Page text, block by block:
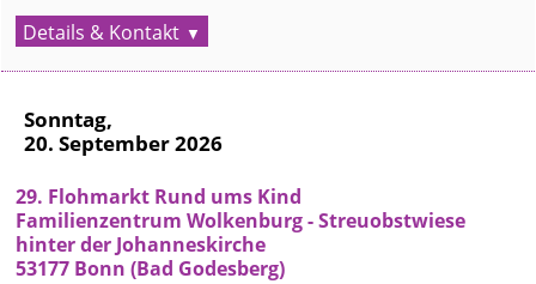
Details & Kontakt
Sonntag,
20. September 2026
29. Flohmarkt Rund ums Kind
Familienzentrum Wolkenburg - Streuobstwiese
hinter der Johanneskirche
53177 Bonn (Bad Godesberg)